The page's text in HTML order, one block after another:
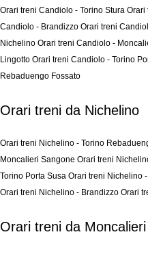
Orari treni Candiolo - Torino Stura Orari
Candiolo - Brandizzo Orari treni
Nichelino Orari treni Candiolo -
Lingotto Orari treni Candiolo - Torino
Rebaduengo Fossato
Orari treni da Nichelino
Orari treni Nichelino - Torino
Moncalieri Sangone Orari treni
Torino Porta Susa Orari treni Nichelino
Orari treni Nichelino - Brandizzo Orari
Orari treni da